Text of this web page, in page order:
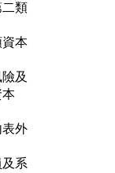
類
本
及
本
外
系